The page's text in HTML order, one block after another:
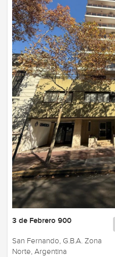
3 de Febrero 900
San Fernando, G.B.A. Zona
Norte, Argentina